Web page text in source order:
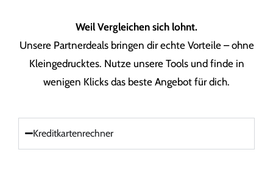
Weil Vergleichen sich lohnt.
Unsere Partnerdeals bringen dir echte Vorteile – ohne
Kleingedrucktes. Nutze unsere Tools und finde in
wenigen Klicks das beste Angebot für dich.
Kreditkartenrechner